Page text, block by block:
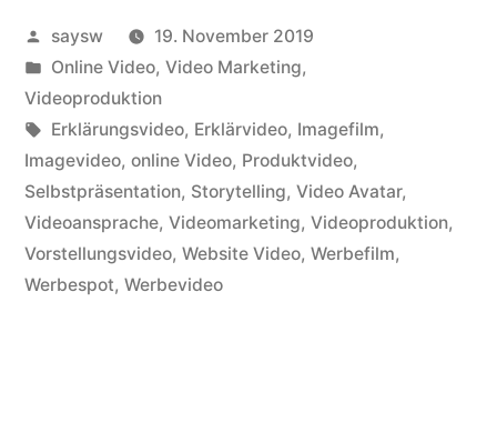
Veröffentlicht
von
saysw
19. November 2019
Veröffentlicht
in
Online Video, Video Marketing,
Videoproduktion
Schlagwörter:
Erklärungsvideo, Erklärvideo, Imagefilm,
Imagevideo, online Video, Produktvideo,
Selbstpräsentation, Storytelling, Video Avatar,
Videoansprache, Videomarketing, Videoproduktion,
Vorstellungsvideo, Website Video, Werbefilm,
Werbespot, Werbevideo